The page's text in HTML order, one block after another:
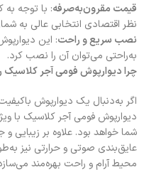
قیمت مقرون‌به‌صرفه: با توجه
نظر اقتصادی انتخابی عالی به
نصب سریع و راحت: این
به‌راحتی می‌توان آن را نصب کرد.
چرا دیوارپوش فومی آجر کلاسیک
اگر به‌دنبال یک دیوارپوش
دیوارپوش فومی آجر کلاسیک با
شما خواهد بود. علاوه بر زیبایی
عایق‌بندی صوتی و حرارتی نیز
محیط آرام و راحت بهره‌مند